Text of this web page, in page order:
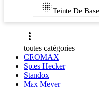
Teinte De Base

toutes catégories
CROMAX
Spies Hecker
Standox
Max Meyer